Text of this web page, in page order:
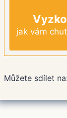
jak vám
Můžete sdílet na: